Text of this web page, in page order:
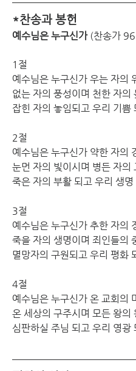
*찬송과 봉헌
예수님은 누구신가 (찬송가
1절
예수님은 누구신가 우는 자의
없는 자의 풍성이며 천한 자의
잡힌 자의 놓임되고 우리 기쁨
2절
예수님은 누구신가 약한 자의
눈먼 자의 빛이시며 병든 자의
죽은 자의 부활 되고 우리 생명
3절
예수님은 누구신가 추한 자의
죽을 자의 생명이며 죄인들의
멸망자의 구원되고 우리 평화
4절
예수님은 누구신가 온 교회의
온 세상의 구주시며 모든 왕의
심판하실 주님 되고 우리 영광